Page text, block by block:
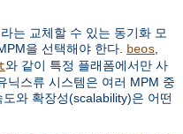
는 교체할 수 있는 동기화 모
을 선택해야 한다.
beos
와 같이 특정 플래폼에서만 사
닉스류 시스템은 여러 MPM 중
와 확장성(scalability)은 어떤